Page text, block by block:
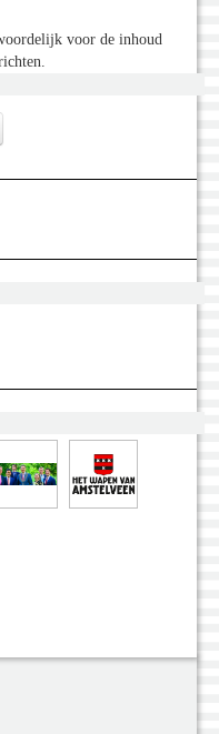
voor de inhoud